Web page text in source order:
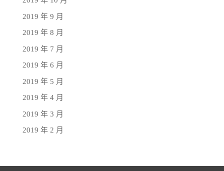
2019 年 9 月
2019 年 8 月
2019 年 7 月
2019 年 6 月
2019 年 5 月
2019 年 4 月
2019 年 3 月
2019 年 2 月